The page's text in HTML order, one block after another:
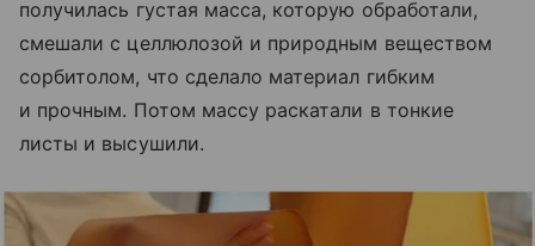
получилась густая масса, которую обработали,
смешали с целлюлозой и природным веществом
сорбитолом, что сделало материал гибким
и прочным. Потом массу раскатали в тонкие
листы и высушили.